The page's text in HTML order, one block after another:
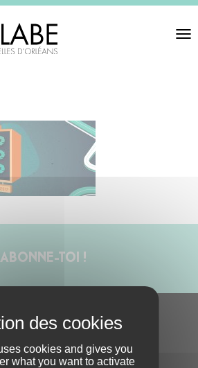
Toggle
ABONNE-TOI !
À LA NEWSLETTER
cookies and gives you
what you want to activate